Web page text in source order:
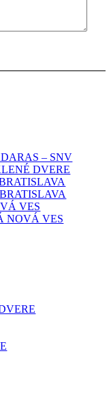
– SNV
DVERE
VES
NOVÁ VES